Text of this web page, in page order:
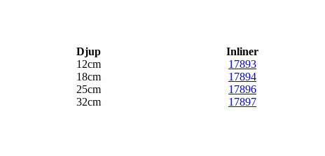
Djup
Inliner
12cm
17893
18cm
17894
25cm
17896
32cm 17897